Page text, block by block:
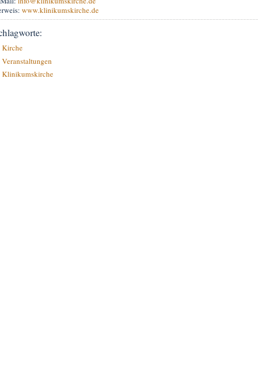
www.klinikumskirche.de
Kirche
Veranstaltungen
Klinikumskirche